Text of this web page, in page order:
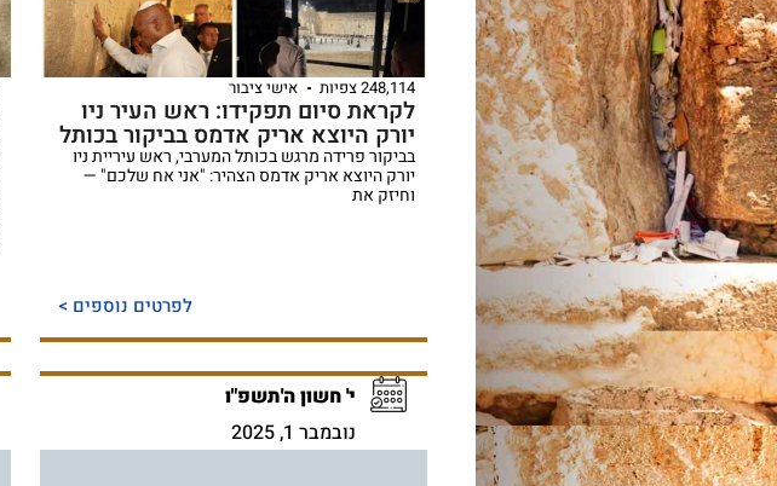
248,114 צפיות אישי ציבור
לקראת סיום תפקידו: ראש העיר ניו
יורק היוצא אריק אדמס בביקור בכותל
בביקור פרידה מרגש בכותל המערבי, ראש עיריית ניו
יורק היוצא אריק אדמס הצהיר: "אני אח שלכם" —
וחיזק את
לפרטים נוספים >
י' חשון ה'תשפ"ו
נובמבר 1, 2025